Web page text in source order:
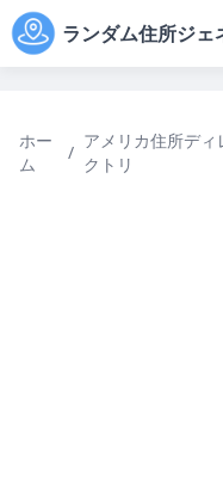
ランダム住所ジェ
ホー
ム
/
アメリカ住所ディ
クトリ